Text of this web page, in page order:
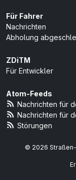
Für Fahrer
Nachrichten
Abholung
ZDiTM
Für Entwickler
Atom-Feeds
Nachrichten für
Nachrichten für
Störungen
© 2026